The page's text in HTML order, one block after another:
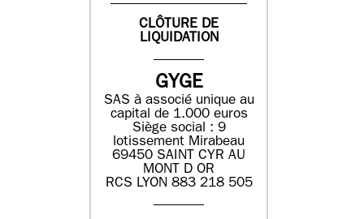
CLÔTURE DE
LIQUIDATION
GYGE
SAS à associé unique au
capital de 1.000 euros
Siège social : 9
lotissement Mirabeau
69450 SAINT CYR AU
MONT D OR
RCS LYON 883 218 505